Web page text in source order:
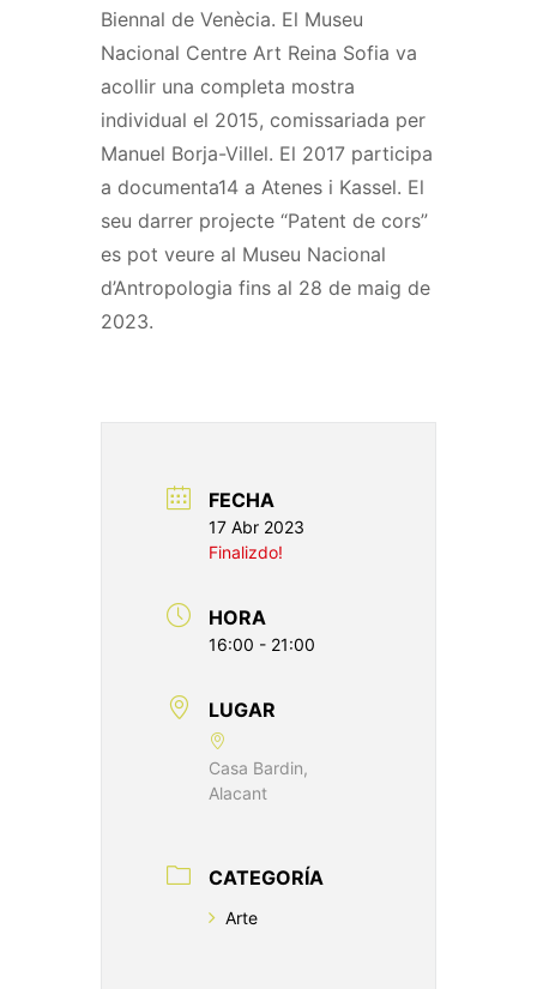
Biennal de Venècia. El Museu
Nacional Centre Art Reina Sofia va
acollir una completa mostra
individual el 2015, comissariada per
Manuel Borja-Villel. El 2017 participa
a documenta14 a Atenes i Kassel. El
seu darrer projecte “Patent de cors”
es pot veure al Museu Nacional
d’Antropologia fins al 28 de maig de
2023.
FECHA
17 Abr 2023
Finalizdo!
HORA
16:00 - 21:00
LUGAR
Casa Bardin,
Alacant
CATEGORÍA
Arte